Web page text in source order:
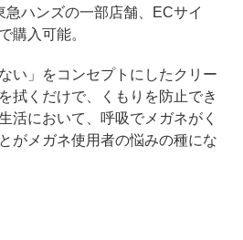
ハンズの一部店舗、ECサイ
購入可能。
い」をコンセプトにしたクリー
拭くだけで、くもりを防止でき
活において、呼吸でメガネがく
がメガネ使用者の悩みの種にな